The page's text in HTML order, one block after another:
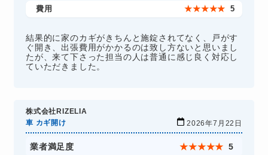
費用 ★★★★★ 5
結果的に家のカギがきちんと施錠されてなく、戸がす
ぐ開き、出張費用がかかるのは致し方ないと思いまし
たが、来て下さった担当の人は普通に感じ良く対応し
ていただきました。
株式会社RIZELIA
車 カギ開け
2026年7月22日
業者満足度 ★★★★★ 5